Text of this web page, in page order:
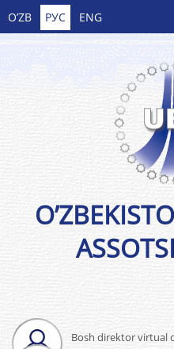
O’ZB РУС ENG
Bosh direktor virtual